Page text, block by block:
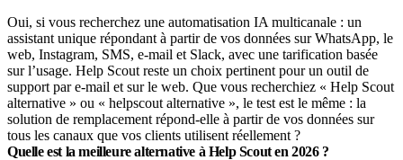
Oui, si vous recherchez une automatisation IA multicanale : un
assistant unique répondant à partir de vos données sur WhatsApp, le
web, Instagram, SMS, e-mail et Slack, avec une tarification basée
sur l’usage. Help Scout reste un choix pertinent pour un outil de
support par e-mail et sur le web. Que vous recherchiez « Help Scout
alternative » ou « helpscout alternative », le test est le même : la
solution de remplacement répond-elle à partir de vos données sur
tous les canaux que vos clients utilisent réellement ?
Quelle est la meilleure alternative à Help Scout en 2026 ?